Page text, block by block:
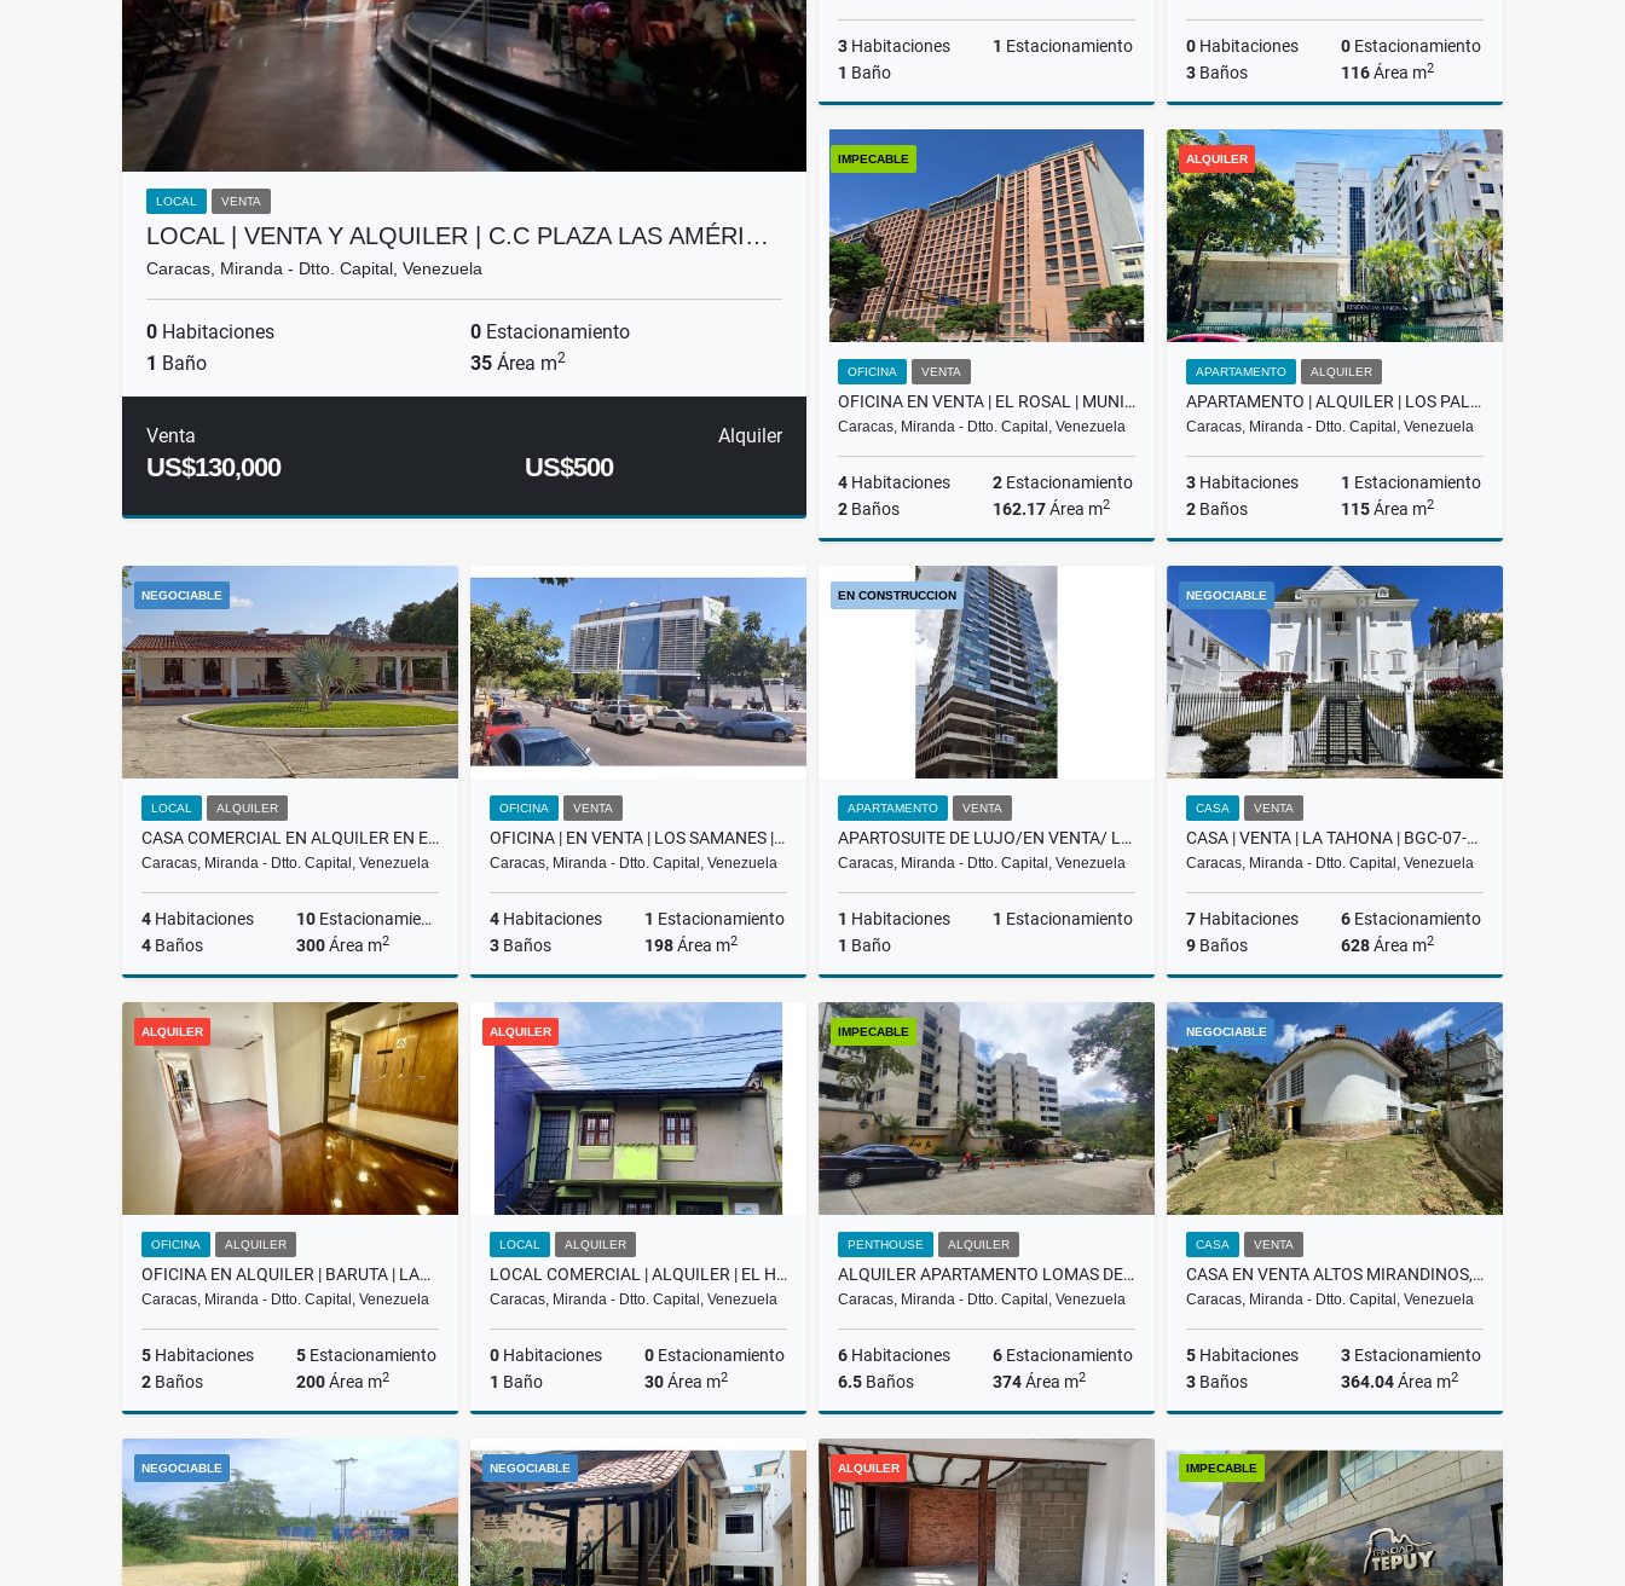
LOCAL VENTA
LOCAL | VENTA Y ALQUILER | C.C PLAZA LAS AMÉRI…
Caracas, Miranda - Dtto. Capital, Venezuela
0 Habitaciones 0 Estacionamiento
1 Baño 35 Área m2
Venta
US$130,000
Alquiler
US$500
3 Habitaciones 1 Estacionamiento
1 Baño
Alquiler
0 Habitaciones 0 Estacionamiento
3 Baños 116Área m2
Alquiler
US$400
IMPECABLE
OFICINA VENTA
OFICINA EN VENTA | EL ROSAL | MUNICIPIO CHACAO
Caracas, Miranda - Dtto. Capital, Venezuela
4 Habitaciones 2 Estacionamiento
2 Baños 162.17Área m2
US$220,000
ALQUILER
APARTAMENTO ALQUILER
APARTAMENTO | ALQUILER | LOS PALOS GRANDES | BCG-02-26
Caracas, Miranda - Dtto. Capital, Venezuela
3 Habitaciones 1 Estacionamiento
2 Baños 115Área m2
Alquiler
US$1,100
NEGOCIABLE
LOCAL ALQUILER
CASA COMERCIAL EN ALQUILER EN EL HATILLO SECTOR LA UNIÓN $2.800 RH
Caracas, Miranda - Dtto. Capital, Venezuela
4 Habitaciones 10 Estacionamiento
4 Baños 300Área m2
Alquiler
US$2,800
OFICINA VENTA
OFICINA | EN VENTA | LOS SAMANES | | 200.000$ | CC LOS SAMANES BAA
Caracas, Miranda - Dtto. Capital, Venezuela
4 Habitaciones 1 Estacionamiento
3 Baños 198Área m2
Venta
US$200,000
EN CONSTRUCCION
APARTAMENTO VENTA
APARTOSUITE DE LUJO/EN VENTA/ LAS MERCEDES /PROMENADE/ T-3 / SL
Caracas, Miranda - Dtto. Capital, Venezuela
1 Habitaciones 1 Estacionamiento
1 Baño
Venta
US$319,160
NEGOCIABLE
CASA VENTA
CASA | VENTA | LA TAHONA | BGC-07-25
Caracas, Miranda - Dtto. Capital, Venezuela
7 Habitaciones 6 Estacionamiento
9 Baños 628Área m2
Venta
US$596,000
ALQUILER
OFICINA ALQUILER
OFICINA EN ALQUILER | BARUTA | LAS MERCEDES | NEGOCIABLE 3.200$ LCM
Caracas, Miranda - Dtto. Capital, Venezuela
5 Habitaciones 5 Estacionamiento
2 Baños 200Área m2
Alquiler
ALQUILER
LOCAL ALQUILER
LOCAL COMERCIAL | ALQUILER | EL HATILLO |
Caracas, Miranda - Dtto. Capital, Venezuela
0 Habitaciones 0 Estacionamiento
1 Baño 30Área m2
Alquiler
US$600
IMPECABLE
PENTHOUSE ALQUILER
ALQUILER APARTAMENTO LOMAS DE LA LAGUNITA, EL HATILLO, LMAW 002-25
Caracas, Miranda - Dtto. Capital, Venezuela
6 Habitaciones 6 Estacionamiento
6.5 Baños 374Área m2
Alquiler
US$2,000
NEGOCIABLE
CASA VENTA
CASA EN VENTA ALTOS MIRANDINOS, POTRERITO, 125.000 $
Caracas, Miranda - Dtto. Capital, Venezuela
5 Habitaciones 3 Estacionamiento
3 Baños 364.04Área m2
Venta
US$125,000
NEGOCIABLE NEGOCIABLE ALQUILER IMPECABLE